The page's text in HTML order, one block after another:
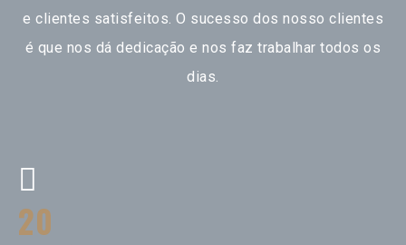
e clientes satisfeitos. O sucesso dos nosso clientes
é que nos dá dedicação e nos faz trabalhar todos os
dias.
20